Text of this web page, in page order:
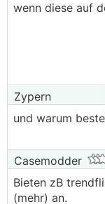
wenn diese auf
Zypern
und warum
Casemodder
Bieten zB
(mehr) an.